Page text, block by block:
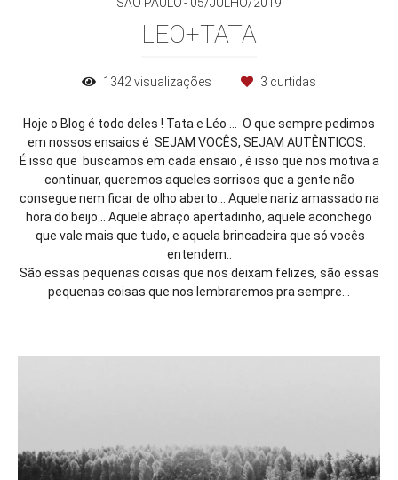
LEO+TATA
1342 visualizações 3 curtidas
Hoje o Blog é todo deles ! Tata e Léo ... O que sempre pedimos
em nossos ensaios é SEJAM VOCÊS, SEJAM AUTÊNTICOS.
É isso que buscamos em cada ensaio , é isso que nos motiva a
continuar, queremos aqueles sorrisos que a gente não
consegue nem ficar de olho aberto... Aquele nariz amassado na
hora do beijo... Aquele abraço apertadinho, aquele aconchego
que vale mais que tudo, e aquela brincadeira que só vocês
entendem..
São essas pequenas coisas que nos deixam felizes, são essas
pequenas coisas que nos lembraremos pra sempre...